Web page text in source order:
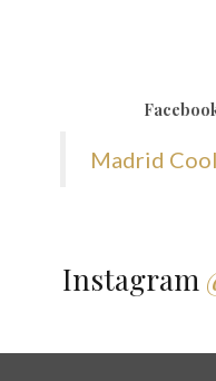
Madrid
Instagram